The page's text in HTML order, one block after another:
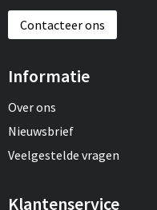
Contacteer ons
Informatie
Over ons
Nieuwsbrief
Veelgestelde vragen
Klantenservice